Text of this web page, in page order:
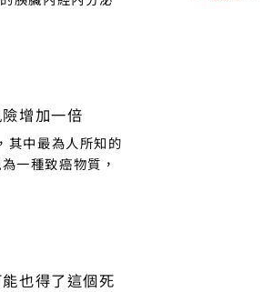
增加一倍
其中最為人所知的
一種致癌物質，
也得了這個死